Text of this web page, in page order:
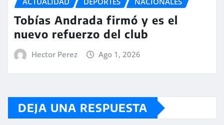
Tobías Andrada firmó y es el
nuevo refuerzo del club
Hector Perez Ago 1, 2026
DEJA UNA RESPUESTA